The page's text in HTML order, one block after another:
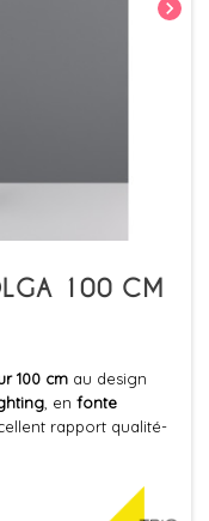
chevron_right
100 CM
100 cm au design
, en fonte
rapport qualité-